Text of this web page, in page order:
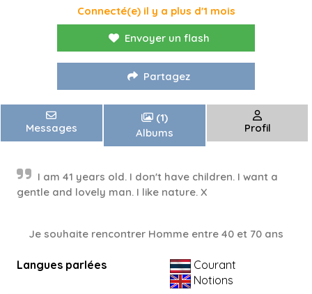
Connecté(e) il y a plus d'1 mois
Envoyer un flash
Partagez
Messages
(1)
Albums
Profil
I am 41 years old. I don't have children. I want a
gentle and lovely man. I like nature. X
Je souhaite rencontrer Homme entre 40 et 70 ans
Langues parlées
Courant
Notions